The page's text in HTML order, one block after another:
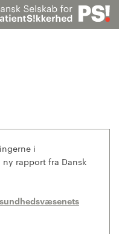
i
rapport fra Dansk